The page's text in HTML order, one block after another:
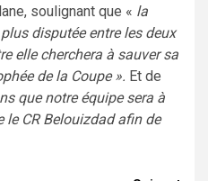
soulignant que « la
disputée entre les deux
elle cherchera à sauver sa
de la Coupe ». Et de
que notre équipe sera à
le CR Belouizdad afin de